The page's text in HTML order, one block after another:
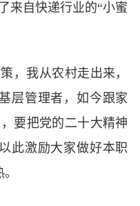
来自快递行业的“小蜜
，我从农村走出来，
层管理者，如今跟家
要把党的二十大精神
此激励大家做好本职